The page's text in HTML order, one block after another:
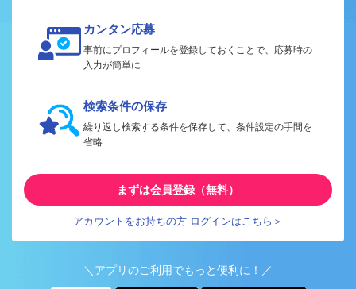
カンタン応募
事前にプロフィールを登録しておくことで、応募時の
入力が簡単に
検索条件の保存
繰り返し検索する条件を保存して、条件設定の手間を
省略
まずは会員登録（無料）
アカウントをお持ちの方 ログインはこちら＞
＼アプリのご利用でもっと便利に！／